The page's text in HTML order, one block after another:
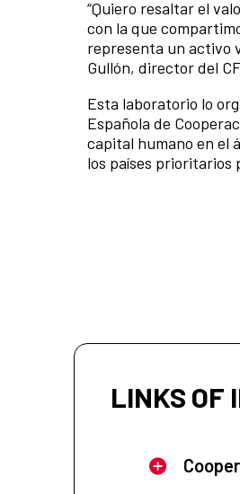
“Quiero resaltar el
con la que
representa un activo
Gullón, director del
Esta laboratorio lo
Española de
capital humano en el
los países prioritarios
LINKS OF